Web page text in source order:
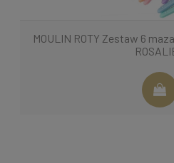
MOULIN ROTY Zestaw 6